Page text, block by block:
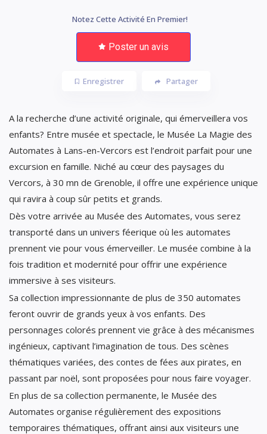
Notez Cette Activité En Premier!
Poster un avis
Enregistrer Partager
A la recherche d’une activité originale, qui émerveillera vos
enfants? Entre musée et spectacle, le Musée La Magie des
Automates à Lans-en-Vercors est l’endroit parfait pour une
excursion en famille. Niché au cœur des paysages du
Vercors, à 30 mn de Grenoble, il offre une expérience unique
qui ravira à coup sûr petits et grands.
Dès votre arrivée au Musée des Automates, vous serez
transporté dans un univers féerique où les automates
prennent vie pour vous émerveiller. Le musée combine à la
fois tradition et modernité pour offrir une expérience
immersive à ses visiteurs.
Sa collection impressionnante de plus de 350 automates
feront ouvrir de grands yeux à vos enfants. Des
personnages colorés prennent vie grâce à des mécanismes
ingénieux, captivant l’imagination de tous. Des scènes
thématiques variées, des contes de fées aux pirates, en
passant par noël, sont proposées pour nous faire voyager.
En plus de sa collection permanente, le Musée des
Automates organise régulièrement des expositions
temporaires thématiques, offrant ainsi aux visiteurs une